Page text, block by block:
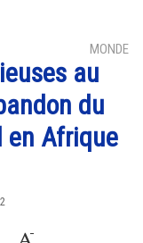
MONDE
au
du
en Afrique